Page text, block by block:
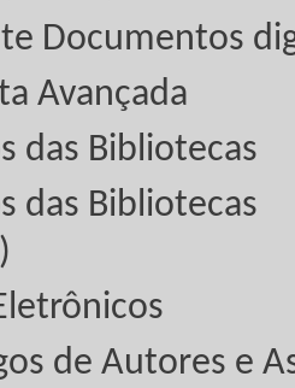
Documentos
Avançada
das Bibliotecas
das Bibliotecas
de Autores e